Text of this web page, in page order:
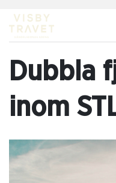
Dubbla
inom